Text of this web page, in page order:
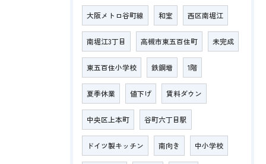
大阪メトロ谷町線 和室 西区南堀江
南堀江3丁目 高槻市東五百住町 未完成
東五百住小学校 鉄鋼増 1階
夏季休業 値下げ 賃料ダウン
中央区上本町 谷町六丁目駅
ドイツ製キッチン 南向き 中小学校